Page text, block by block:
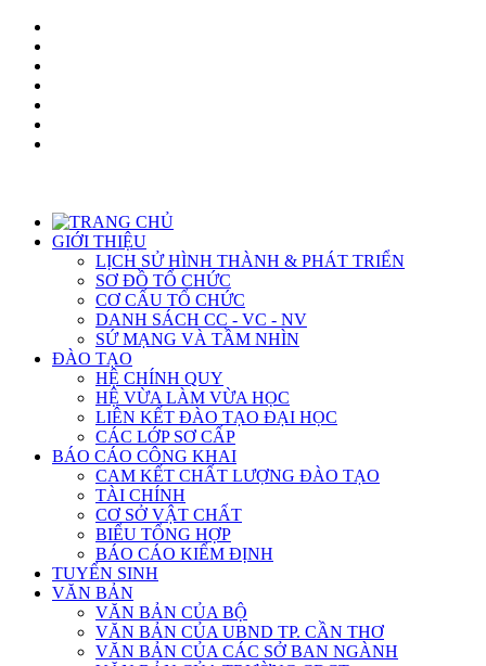
GIỚI THIỆU
LỊCH SỬ HÌNH THÀNH & PHÁT TRIỂN
SƠ ĐỒ TỔ CHỨC
CƠ CẤU TỔ CHỨC
DANH SÁCH CC - VC - NV
SỨ MẠNG VÀ TẦM NHÌN
ĐÀO TẠO
HỆ CHÍNH QUY
HỆ VỪA LÀM VỪA HỌC
LIÊN KẾT ĐÀO TẠO ĐẠI HỌC
CÁC LỚP SƠ CẤP
BÁO CÁO CÔNG KHAI
CAM KẾT CHẤT LƯỢNG ĐÀO TẠO
TÀI CHÍNH
CƠ SỞ VẬT CHẤT
BIỂU TỔNG HỢP
BÁO CÁO KIỂM ĐỊNH
TUYỂN SINH
VĂN BẢN
VĂN BẢN CỦA BỘ
VĂN BẢN CỦA UBND TP. CẦN THƠ
VĂN BẢN CỦA CÁC SỞ BAN NGÀNH